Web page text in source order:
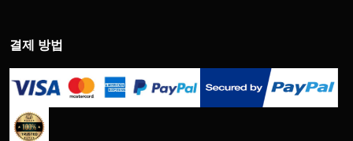
결제 방법